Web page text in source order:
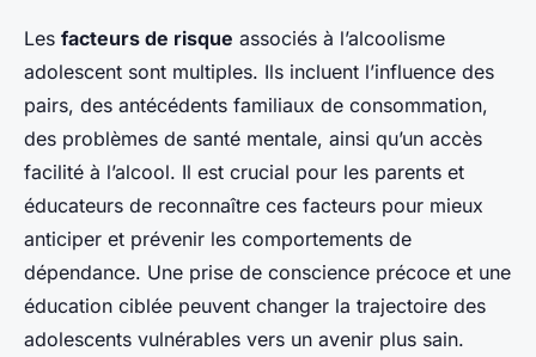
Les facteurs de risque associés à l’alcoolisme
adolescent sont multiples. Ils incluent l’influence des
pairs, des antécédents familiaux de consommation,
des problèmes de santé mentale, ainsi qu’un accès
facilité à l’alcool. Il est crucial pour les parents et
éducateurs de reconnaître ces facteurs pour mieux
anticiper et prévenir les comportements de
dépendance. Une prise de conscience précoce et une
éducation ciblée peuvent changer la trajectoire des
adolescents vulnérables vers un avenir plus sain.